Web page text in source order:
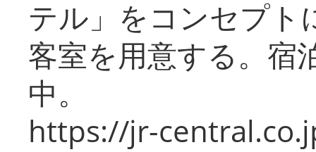
テル」をコンセプト
客室を用意する。宿
中。
https://jr-